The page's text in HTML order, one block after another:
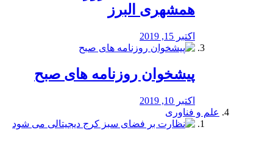
همشهری البرز
اکتبر 15, 2019
پیشخوان روزنامه های صبح
اکتبر 10, 2019
علم و فناوری